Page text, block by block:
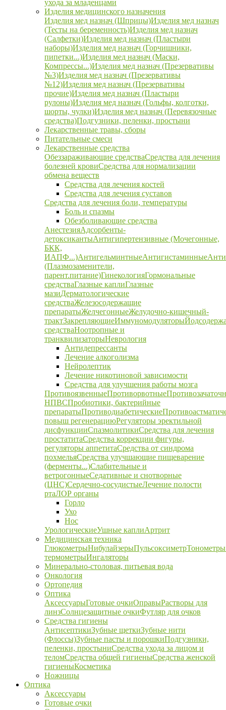
ухода за младенцами
Изделия медицинского назначения
Изделия мед назнач (Шприцы)Изделия мед назнач
(Тесты на беременность)Изделия мед назнач
(Салфетки)Изделия мед назнач (Пластыри
наборы)Изделия мед назнач (Горчишники,
пипетки...)Изделия мед назнач (Маски,
Компрессы...)Изделия мед назнач (Презервативы
№3)Изделия мед назнач (Презервативы
№12)Изделия мед назнач (Презервативы
прочие)Изделия мед назнач (Пластыри
рулоны)Изделия мед назнач (Гольфы, колготки,
шорты, чулки)Изделия мед назнач (Перевязочные
средства)Подгузники, пеленки, простыни
Лекарственные травы, сборы
Питательные смеси
Лекарственные средства
Обеззараживающие средстваСредства для лечения
болезней кровиСредства для нормализации
обмена веществ
Средства для лечения костей
Средства для лечения суставов
Средства для лечения боли, температуры
Боль и спазмы
Обезболивающие средства
АнестезияАдсорбенты-
детоксикантыАнтигипертензивные (Мочегонные,
БКК,
ИАПФ...)АнтигельминтныеАнтигистаминные
(Плазмозаменители,
парент.питание)ГинекологияГормональные
средстваГлазные каплиГлазные
мазиДерматологические
средстваЖелезосодержащие
препаратыЖелчегонныеЖелудочно-кишечный-
трактЗакрепляющиеИммуномодуляторы
средстваНоотропные и
транквилизаторыНеврология
Антидепрессанты
Лечение алкоголизма
Нейролептик
Лечение никотиновой зависимости
Средства для улучшения работы мозга
ПротивоязвенныеПротиворвотные
НПВСПробиотики, бактерийные
препаратыПротиводиабетические
повыш регенерациюРегуляторы эректильной
дисфункцииСпазмолитикиСредства для лечения
простатитаСредства коррекции фигуры,
регуляторы аппетитаСредства от синдрома
похмельяСредства улучшающие пищеварение
(ферменты...)Слабительные и
ветрогонныеСедативные и снотворные
(ЦНС)Сердечно-сосудистыеЛечение полости
ртаЛОР органы
Горло
Ухо
Нос
УрологическиеУшные каплиАртрит
Медицинская техника
ГлюкометрыНибулайзерыПульсоксиметрТонометры
термометрыИнгаляторы
Минерально-столовая, питьевая вода
Онкология
Ортопедия
Оптика
АксессуарыГотовые очкиОправыРастворы для
линзСолнцезащитные очкиФутляр для очков
Средства гигиены
АнтисептикиЗубные щеткиЗубные нити
(Флоссы)Зубные пасты и порошкиПодгузники,
пеленки, простыниСредства ухода за лицом и
теломСредства общей гигиеныСредства женской
гигиеныКосметика
Ножницы
Оптика
Аксессуары
Готовые очки